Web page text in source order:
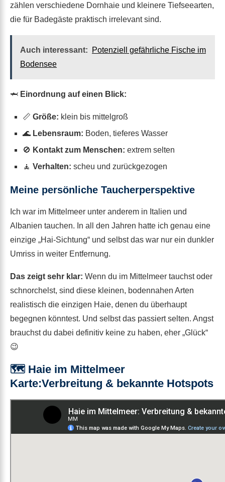
zählen verschiedene Dornhaie und kleinere Tiefseearten,
die für Badegäste praktisch irrelevant sind.
Auch interessant:
Potenziell gefährliche Fische im
Bodensee
🦈 Einordnung auf einen Blick:
📏 Größe: klein bis mittelgroß
🌊 Lebensraum: Boden, tieferes Wasser
🚫 Kontakt zum Menschen: extrem selten
🧘 Verhalten: scheu und zurückgezogen
Meine persönliche Taucherperspektive
Ich war im Mittelmeer unter anderem in Italien und
Albanien tauchen. In all den Jahren hatte ich genau eine
einzige „Hai-Sichtung“ und selbst das war nur ein dunkler
Umriss in weiter Entfernung.
Das zeigt sehr klar: Wenn du im Mittelmeer tauchst oder
schnorchelst, sind diese kleinen, bodennahen Arten
realistisch die einzigen Haie, denen du überhaupt
begegnen könntest. Und selbst das passiert selten. Angst
brauchst du dabei definitiv keine zu haben, eher „Glück“
😉
🗺️ Haie im Mittelmeer
Karte:Verbreitung & bekannte Hotspots